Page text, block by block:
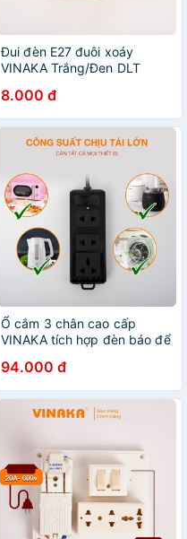
Đui đèn E27 đuôi xoáy
VINAKA Trắng/Đen DLT
8.000 đ
Ổ cắm 3 chân cao cấp
VINAKA tích hợp đèn báo để
94.000 đ